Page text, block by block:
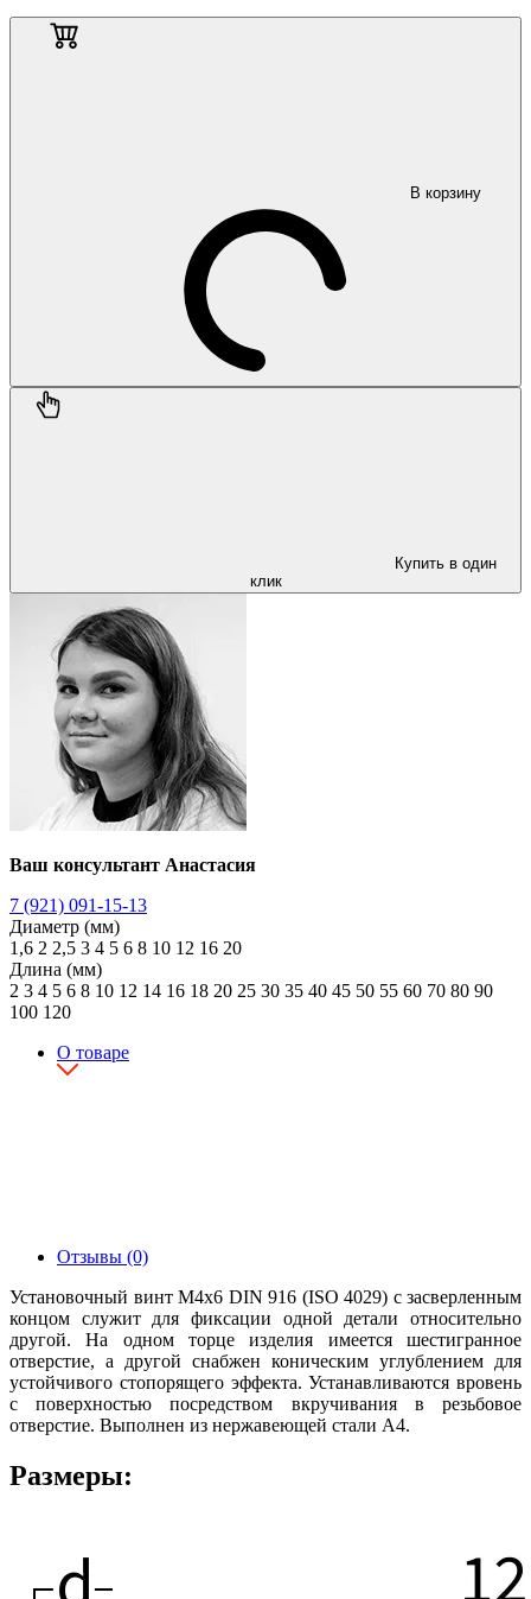
В корзину
Купить в один
клик
Ваш консультант Анастасия
7 (921) 091-15-13
Диаметр (мм)
1,6 2 2,5 3 4 5 6 8 10 12 16 20
Длина (мм)
2 3 4 5 6 8 10 12 14 16 18 20 25 30 35 40 45 50 55 60 70 80 90
100 120
О товаре
Отзывы (0)
Установочный винт М4х6 DIN 916 (ISO 4029) с засверленным
концом служит для фиксации одной детали относительно
другой. На одном торце изделия имеется шестигранное
отверстие, а другой снабжен коническим углублением для
устойчивого стопорящего эффекта. Устанавливаются вровень
с поверхностью посредством вкручивания в резьбовое
отверстие. Выполнен из нержавеющей стали А4.
Размеры: